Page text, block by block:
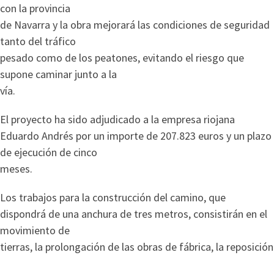
con la provincia
de Navarra y la obra mejorará las condiciones de seguridad
tanto del tráfico
pesado como de los peatones, evitando el riesgo que
supone caminar junto a la
vía.
El proyecto ha sido adjudicado a la empresa riojana
Eduardo Andrés por un importe de 207.823 euros y un plazo
de ejecución de cinco
meses.
Los trabajos para la construcción del camino, que
dispondrá de una anchura de tres metros, consistirán en el
movimiento de
tierras, la prolongación de las obras de fábrica, la reposición